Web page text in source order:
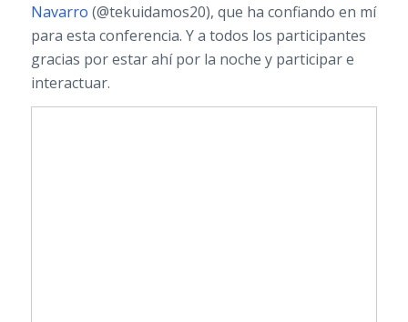
Navarro (@tekuidamos20), que ha confiando en mí
para esta conferencia. Y a todos los participantes
gracias por estar ahí por la noche y participar e
interactuar.